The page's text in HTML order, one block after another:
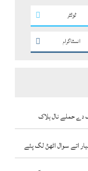
ٹوئٹر
انسٹاگرام
دے حملے نال ہلاک
اتے سوال اٹھݨ لگ پئے